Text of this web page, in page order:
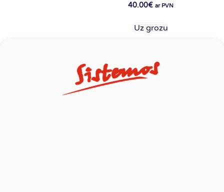
40.00€ ar PVN
Uz grozu